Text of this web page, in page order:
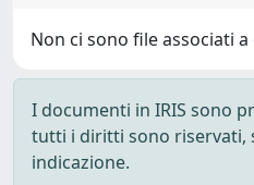
Non ci sono file associati
I documenti in IRIS sono
tutti i diritti sono riservati,
indicazione.